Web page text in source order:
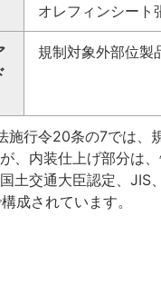
オレフィンシート
規制対象外部位製
施行令20条の7では、
、内装仕上げ部分は
土交通大臣認定、
成されています。